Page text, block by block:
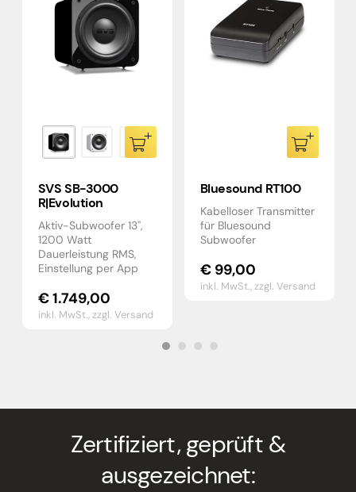
SVS SB-3000
R|Evolution
Aktiv-Subwoofer 13'',
1200 Watt
Dauerleistung RMS,
Einstellung per App
€1.749,00
inkl. MwSt.,zzgl. Versand
Bluesound RT100
Kabelloser Transmitter
für Bluesound
Subwoofer
€99,00
inkl. MwSt.,zzgl. Versand
Zertifiziert, geprüft &
ausgezeichnet: